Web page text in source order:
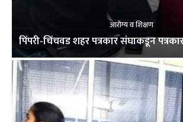
आरोग्य व शिक्षण
पिंपरी-चिंचवड शहर पत्रकार संघाकडून